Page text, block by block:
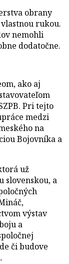
obrany
rukou.
nemohli
dodatočne.
ako aj
Pri tejto
medzi
na
Bojovníka a
už
slovenskou, a
výstav
a
či budove